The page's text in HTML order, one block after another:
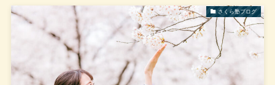
さくら塾ブログ